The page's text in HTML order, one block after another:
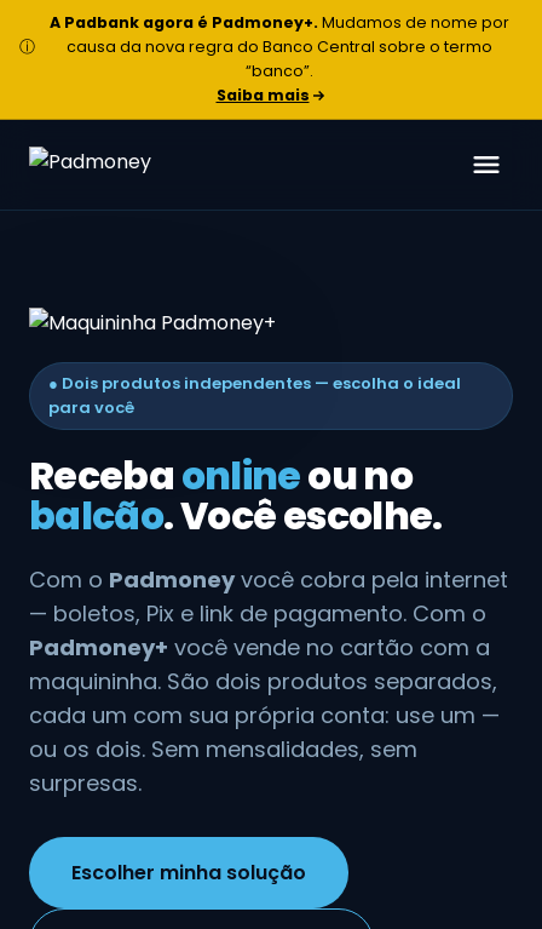
ⓘ
A Padbank agora é Padmoney+. Mudamos de nome por
causa da nova regra do Banco Central sobre o termo
“banco”.
Saiba mais
● Dois produtos independentes — escolha o ideal
para você
Recebaonlineou no
balcão. Você escolhe.
Com o Padmoneyvocê cobra pela internet
— boletos, Pix e link de pagamento. Com o
Padmoney+ você vende no cartão com a
maquininha. São dois produtos separados,
cada um com sua própria conta: use um —
ou os dois. Sem mensalidades, sem
surpresas.
Escolher minha solução